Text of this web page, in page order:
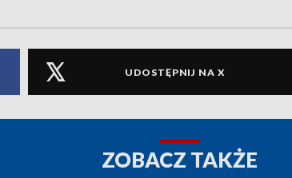
UDOSTĘPNIJ NA X
ZOBACZ TAKŻE